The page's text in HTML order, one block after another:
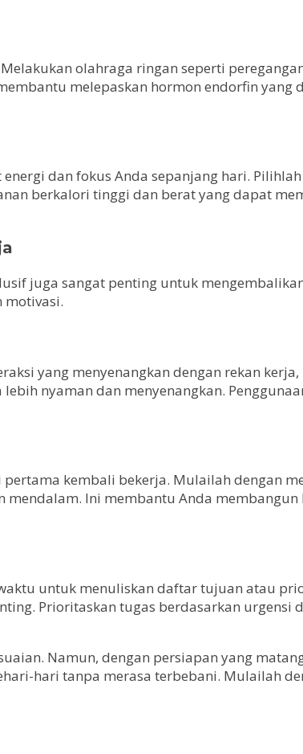
olahraga ringan seperti
melepaskan hormon endorfin yang
dan fokus Anda sepanjang hari.
berkalori tinggi dan berat yang dapat
juga sangat penting untuk
motivasi.
yang menyenangkan dengan rekan
nyaman dan menyenangkan.
kembali bekerja. Mulailah dengan
Ini membantu Anda
untuk menuliskan daftar tujuan atau
Prioritaskan tugas berdasarkan urgensi
Namun, dengan persiapan yang
hari tanpa merasa terbebani. Mulailah